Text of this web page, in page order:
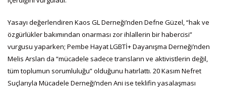
Yasayı değerlendiren Kaos GL Derneği’nden Defne Güzel, “hak ve
özgürlükler bakımından onarması zor ihlallerin bir habercisi”
vurgusu yaparken; Pembe Hayat LGBTİ+ Dayanışma Derneği’nden
Melis Arslan da “mücadele sadece transların ve aktivistlerin değil,
tüm toplumun sorumluluğu” olduğunu hatırlattı. 20 Kasım Nefret
Suçlarıyla Mücadele Derneği’nden Ani ise teklifin yasalaşması